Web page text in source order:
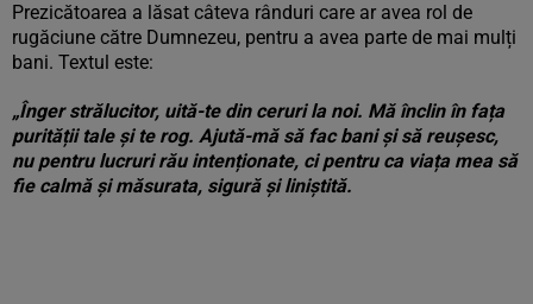
Prezicătoarea a lăsat câteva rânduri care ar avea rol de
rugăciune către Dumnezeu, pentru a avea parte de mai mulți
bani. Textul este:
„Înger strălucitor, uită-te din ceruri la noi. Mă înclin în fața
purității tale și te rog. Ajută-mă să fac bani și să reușesc,
nu pentru lucruri rău intenționate, ci pentru ca viața mea să
fie calmă și măsurata, sigură și liniștită.